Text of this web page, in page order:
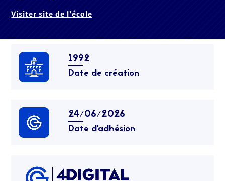
Visiter site de l’école
1992
Date de création
24/06/2026
Date d’adhésion